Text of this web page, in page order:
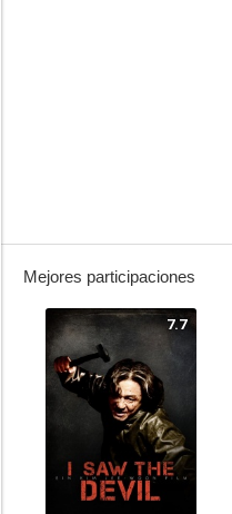
Mejores participaciones
7.7